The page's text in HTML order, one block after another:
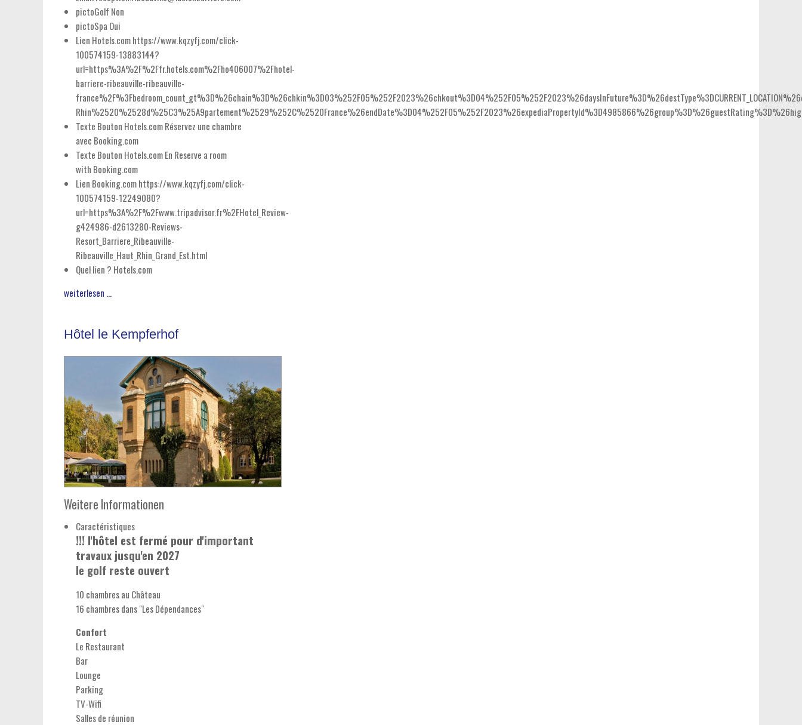
pictoGolf Non
pictoSpa Oui
Lien Hotels.comhttps://www.kqzyfj.com/click-
100574159-13883144?
url=https%3A%2F%2Ffr.hotels.com%2Fho406007%2Fhotel-
barriere-ribeauville-ribeauville-
Texte Bouton Hotels.comRéservez une chambre
avec Booking.com
Texte Bouton Hotels.com En Reserve a room
with Booking.com
Lien Booking.comhttps://www.kqzyfj.com/click-
100574159-12249080?
url=https%3A%2F%2Fwww.tripadvisor.fr%2FHotel_Review-
g424986-d2613280-Reviews-
Resort_Barriere_Ribeauville-
Ribeauville_Haut_Rhin_Grand_Est.html
Quel lien ? Hotels.com
weiterlesen ...
Hôtel le Kempferhof
Weitere Informationen
Caractéristiques
!!! l'hôtel est fermé pour d'important
travaux jusqu'en 2027
le golf reste ouvert
10 chambres au Château
16 chambres dans "Les Dépendances"
Confort
Le Restaurant
Bar
Lounge
Parking
TV-Wifi
Salles de réunion